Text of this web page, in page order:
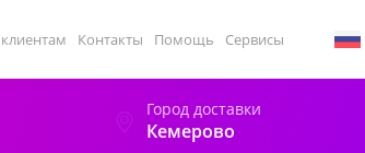
Контакты Помощь Сервисы
Город доставки
Кемерово